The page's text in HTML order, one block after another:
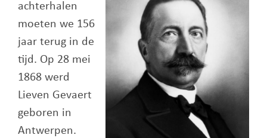
achterhalen
moeten we 156
jaar terug in de
tijd. Op 28 mei
1868 werd
Lieven Gevaert
geboren in
Antwerpen.